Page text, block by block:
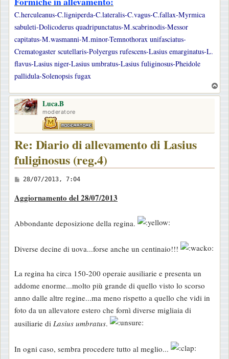
C.herculeanus-C.ligniperda-C.lateralis-C.vagus-C.fallax-Myrmica
sabuleti-Dolicoderus quadripunctatus-M.scabrinodis-Messor
capitatus-M.wasmanni-M.minor-Temnothorax unifasciatus-
Crematogaster scutellaris-Polyergus rufescens-Lasius emarginatus-L.
flavus-Lasius niger-Lasius umbratus-Lasius fuliginosus-Pheidole
pallidula-Solenopsis fugax
o
Luca.B
moderatore
Re: Diario di allevamento di Lasius
fuliginosus (reg.4)
M
s
a
g
o
28/07/2013, 7:04
Aggiornamento del 28/07/2013
Abbondante deposizione della regina.
Diverse decine di uova...forse anche un centinaio!!!
La regina ha circa 150-200 operaie ausiliarie e presenta un
addome enorme...molto più grande di quello visto lo scorso
anno dalle altre regine...ma meno rispetto a quello che vidi in
foto da un allevatore estero che fornì diverse migliaia di
ausiliarie di Lasius umbratus.
In ogni caso, sembra procedere tutto al meglio...